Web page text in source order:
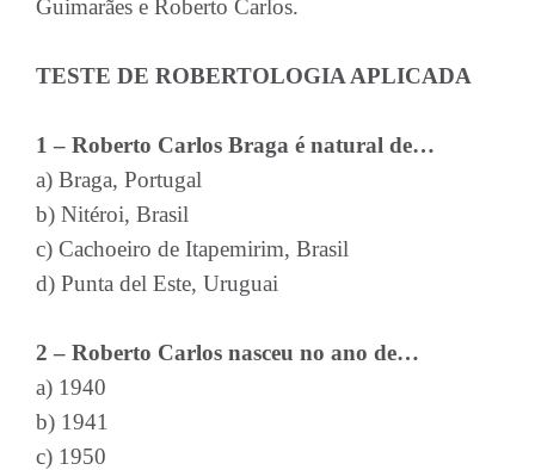
Guimarães e Roberto Carlos.
TESTE DE ROBERTOLOGIA APLICADA
1 – Roberto Carlos Braga é natural de…
a) Braga, Portugal
b) Nitéroi, Brasil
c) Cachoeiro de Itapemirim, Brasil
d) Punta del Este, Uruguai
2 – Roberto Carlos nasceu no ano de…
a) 1940
b) 1941
c) 1950